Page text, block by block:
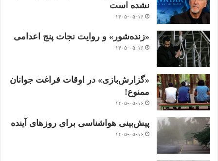
نشده است
۱۴۰۵-۰۵-۱۶
«زنده‌شور» و روایت نجات پنج اعدامی
۱۴۰۵-۰۵-۱۶
«گزارش‌بازی» در اوقات فراغت جوانان
ممنوع!
۱۴۰۵-۰۵-۱۶
پیش‌بینی هواشناسی برای روزهای آینده
۱۴۰۵-۰۵-۱۶